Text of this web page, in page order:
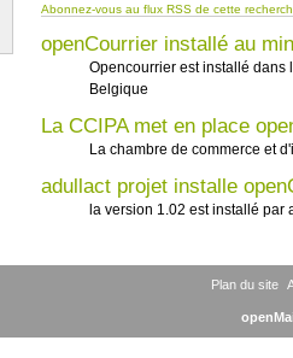
Abonnez-vous au flux RSS de cette
openCourrier installé au
Opencourrier est installé dans
Belgique
La CCIPA met en place
La chambre de commerce et
adullact projet installe
la version 1.02 est installé
Plan du site